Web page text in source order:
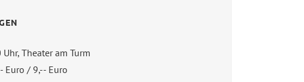
Uhr,Theater am Turm
Euro / 9,-- Euro